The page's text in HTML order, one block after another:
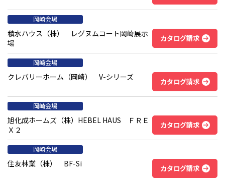
岡崎会場
積水ハウス（株） レグヌムコート岡崎展示
場
カタログ請求
岡崎会場
クレバリーホーム（岡崎） V-シリーズ カタログ請求
岡崎会場
旭化成ホームズ（株）HEBEL HAUS ＦＲＥ
Ｘ２
カタログ請求
岡崎会場
住友林業（株） BF-Si カタログ請求